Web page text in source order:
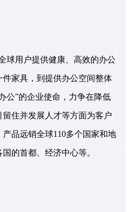
球用户提供健康、高效的办公
家具，到提供办公空间整体
公”的企业使命，力争在降低
住并发展人才等方面为客户
品远销全球110多个国家和地
的首都、经济中心等。